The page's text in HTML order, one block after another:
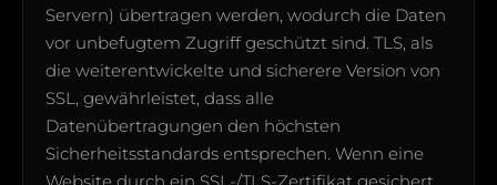
Servern) übertragen werden, wodurch die Daten
vor unbefugtem Zugriff geschützt sind. TLS, als
die weiterentwickelte und sicherere Version von
SSL, gewährleistet, dass alle
Datenübertragungen den höchsten
Sicherheitsstandards entsprechen. Wenn eine